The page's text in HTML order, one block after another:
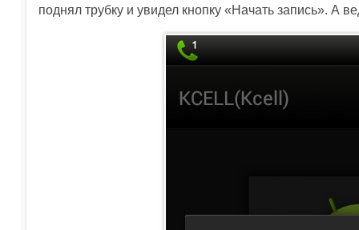
поднял трубку и увидел кнопку «Начать запись». А